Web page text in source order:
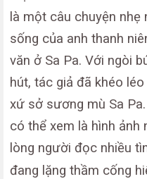
là một câu chuyện
sống của anh thanh
văn ở Sa Pa. Với ngòi
hút, tác giả đã khéo
xứ sở sương mù Sa
có thể xem là hình ảnh
lòng người đọc nhiều
đang lặng thầm cống